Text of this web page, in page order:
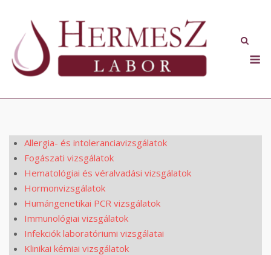
content
Allergia- és intoleranciavizsgálatok
Fogászati vizsgálatok
Hematológiai és véralvadási vizsgálatok
Hormonvizsgálatok
Humángenetikai PCR vizsgálatok
Immunológiai vizsgálatok
Infekciók laboratóriumi vizsgálatai
Klinikai kémiai vizsgálatok